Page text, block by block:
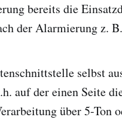
bereits die
der Alarmierung z.
selbst
auf der einen Seite
über 5-Ton